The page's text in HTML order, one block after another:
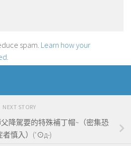
spam. Learn how your
NEXT STORY
父降駕要的特殊補丁帽~（密集恐
者慎入）(‘⊙д-)